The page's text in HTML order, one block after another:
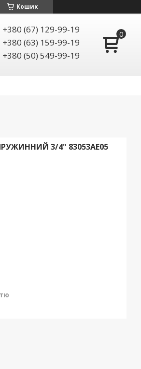
Кошик
+380 (67) 129-99-19
+380 (63) 159-99-19
+380 (50) 549-99-19
3/4" 83053AE05